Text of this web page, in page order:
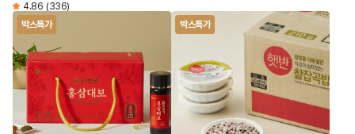
4.86 (336)
박스특가 박스특가